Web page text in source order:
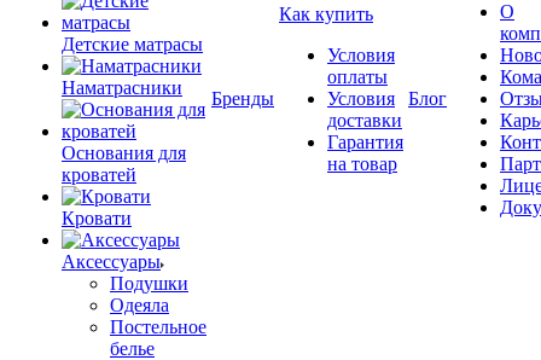
Детские матрасы
Наматрасники
Основания для
кроватей
Кровати
Аксессуары
Подушки
Одеяла
Постельное
белье
Бренды
Как купить
Условия
оплаты
Условия
доставки
Гарантия
на товар
Блог
О